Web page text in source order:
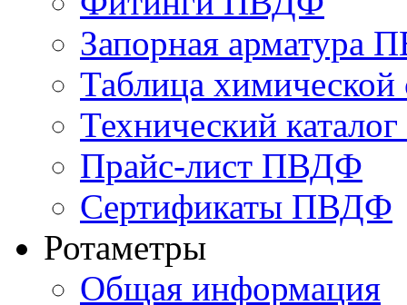
Запорная арматура
Таблица химической
Технический
Прайс-лист ПВДФ
Сертификаты ПВДФ
Ротаметры
Общая информация